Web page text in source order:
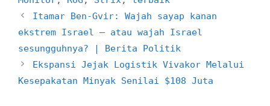
Itamar Ben-Gvir: Wajah sayap kanan
ekstrem Israel — atau wajah Israel
sesungguhnya? | Berita Politik
Ekspansi Jejak Logistik Vivakor Melalui
Kesepakatan Minyak Senilai $108 Juta